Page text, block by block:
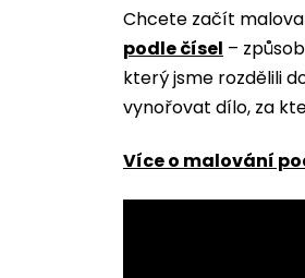
Chcete začít
podle čísel ­­–
který jsme rozdělili
vynořovat dílo, za
Více o malování